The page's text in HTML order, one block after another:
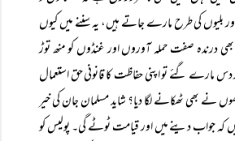
بلیوں کی طرح مارے جاتے ہیں، یہ سننے میں کیوں
درندہ صفت حملہ آوروں اور غنڈوں کو منھ توڑ
دس مارے گئے تو اپنی حفاظت کا قانونی حق استعمال
نے بھی ٹھکانے لگا دیا؟ شاید مسلمان جان کی خیر
کہ جواب دینے میں اور قیامت ٹوٹے گی۔ پولیس کو